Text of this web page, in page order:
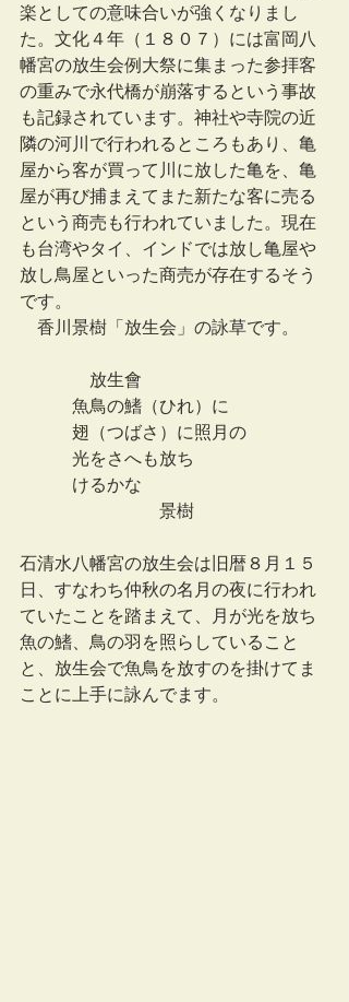
楽としての意味合いが強くなりまし
た。文化４年（１８０７）には富岡八
幡宮の放生会例大祭に集まった参拝客
の重みで永代橋が崩落するという事故
も記録されています。神社や寺院の近
隣の河川で行われるところもあり、亀
屋から客が買って川に放した亀を、亀
屋が再び捕まえてまた新たな客に売る
という商売も行われていました。現在
も台湾やタイ、インドでは放し亀屋や
放し鳥屋といった商売が存在するそう
です。
香川景樹「放生会」の詠草です。
放生會
魚鳥の鰭（ひれ）に
翅（つばさ）に照月の
光をさへも放ち
けるかな
景樹
石清水八幡宮の放生会は旧暦８月１５
日、すなわち仲秋の名月の夜に行われ
ていたことを踏まえて、月が光を放ち
魚の鰭、鳥の羽を照らしていること
と、放生会で魚鳥を放すのを掛けてま
ことに上手に詠んでます。